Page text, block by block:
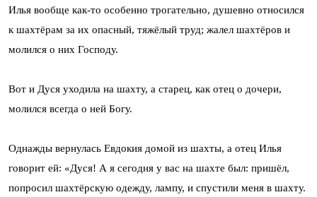
Илья вообще как-то особенно трогательно, душевно относился
к шахтёрам за их опасный, тяжёлый труд; жалел шахтёров и
молился о них Господу.
Вот и Дуся уходила на шахту, а старец, как отец о дочери,
молился всегда о ней Богу.
Однажды вернулась Евдокия домой из шахты, а отец Илья
говорит ей: «Дуся! А я сегодня у вас на шахте был: пришёл,
попросил шахтёрскую одежду, лампу, и спустили меня в шахту.